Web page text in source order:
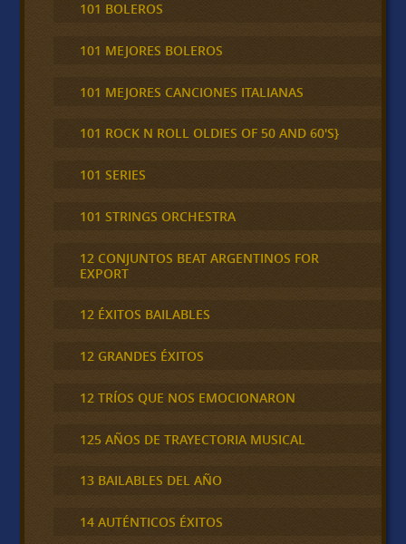
101 BOLEROS
101 MEJORES BOLEROS
101 MEJORES CANCIONES ITALIANAS
101 ROCK N ROLL OLDIES OF 50 AND 60'S}
101 SERIES
101 STRINGS ORCHESTRA
12 CONJUNTOS BEAT ARGENTINOS FOR
EXPORT
12 ÉXITOS BAILABLES
12 GRANDES ÉXITOS
12 TRÍOS QUE NOS EMOCIONARON
125 AÑOS DE TRAYECTORIA MUSICAL
13 BAILABLES DEL AÑO
14 AUTÉNTICOS ÉXITOS